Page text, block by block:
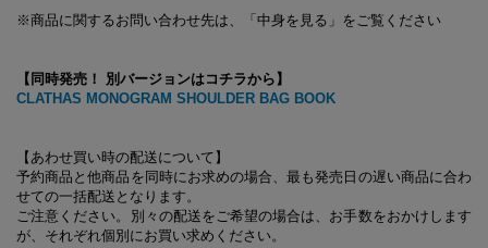
※商品に関するお問い合わせ先は、「中身を見る」をご覧ください
【同時発売！ 別バージョンはコチラから】
CLATHAS MONOGRAM SHOULDER BAG BOOK
【あわせ買い時の配送について】
予約商品と他商品を同時にお求めの場合、最も発売日の遅い商品に合わ
せての一括配送となります。
ご注意ください。別々の配送をご希望の場合は、お手数をおかけします
が、それぞれ個別にお買い求めください。